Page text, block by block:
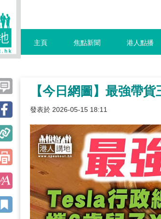
主頁 焦點新聞 港人點播
【今日網圖】最強帶貨
發表於 2026-05-15 18:11